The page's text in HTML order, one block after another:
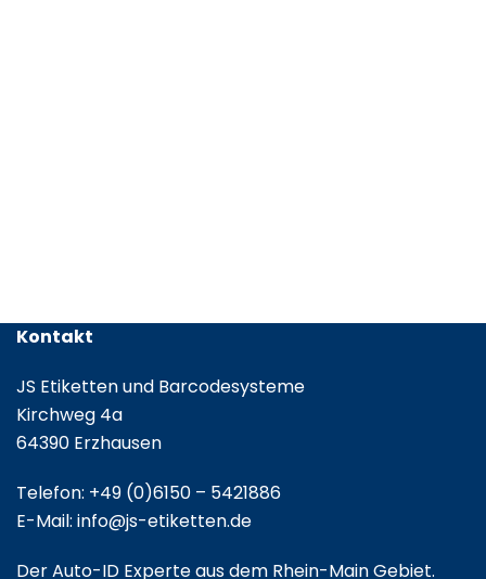
Kontakt
JS Etiketten und Barcodesysteme
Kirchweg 4a
64390 Erzhausen
Telefon: +49 (0)6150 – 5421886
E-Mail: info@js-etiketten.de
Der Auto-ID Experte aus dem Rhein-Main Gebiet.